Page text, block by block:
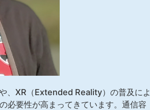
、XR（Extended Reality）の普及によ
必要性が高まってきています。通信容